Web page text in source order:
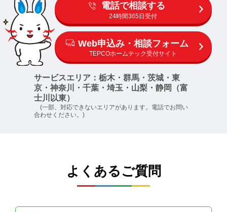
電話で相談する
24時間365日受付
Web申込み・相談フォーム
TEPCOホームテック受付サイト
サービスエリア：栃木・群馬・茨城・東
京・神奈川・千葉・埼玉・山梨・静岡（富
士川以東）
(一部、対応できないエリアがあります。電話でお問い
合わせください。)
よくあるご質問